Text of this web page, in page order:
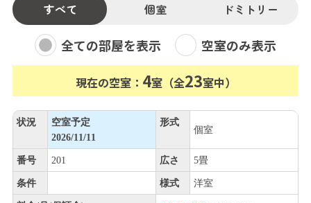
すべて 個室 ドミトリー
全ての部屋を表示 空室のみ表示
現在の空室： 4室（全23室中）
状況
空室予定
2026/11/11
形式
個室
番号 201 広さ 5畳
条件 様式 洋室